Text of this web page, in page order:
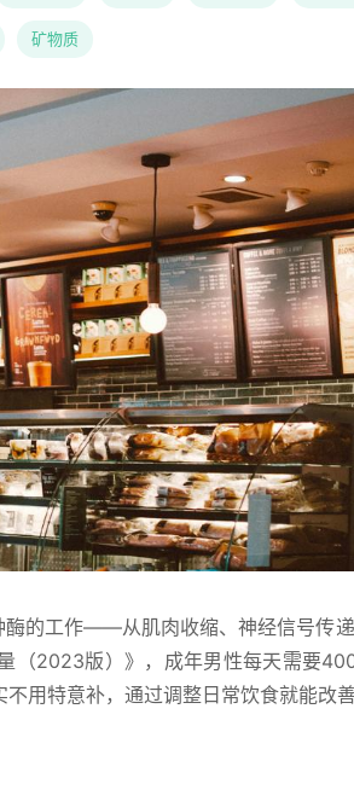
矿物质
的工作——从肌肉收缩、神经信号传
（2023版）》，成年男性每天需要
用特意补，通过调整日常饮食就能改善